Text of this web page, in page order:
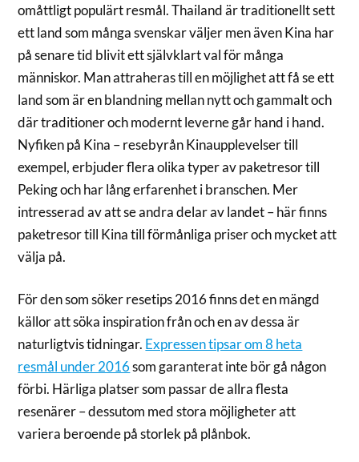
omåttligt populärt resmål. Thailand är traditionellt sett
ett land som många svenskar väljer men även Kina har
på senare tid blivit ett självklart val för många
människor. Man attraheras till en möjlighet att få se ett
land som är en blandning mellan nytt och gammalt och
där traditioner och modernt leverne går hand i hand.
Nyfiken på Kina – resebyrån Kinaupplevelser till
exempel, erbjuder flera olika typer av paketresor till
Peking och har lång erfarenhet i branschen. Mer
intresserad av att se andra delar av landet – här finns
paketresor till Kina till förmånliga priser och mycket att
välja på.
För den som söker resetips 2016 finns det en mängd
källor att söka inspiration från och en av dessa är
naturligtvis tidningar. Expressen tipsar om 8 heta
resmål under 2016som garanterat inte bör gå någon
förbi. Härliga platser som passar de allra flesta
resenärer – dessutom med stora möjligheter att
variera beroende på storlek på plånbok.